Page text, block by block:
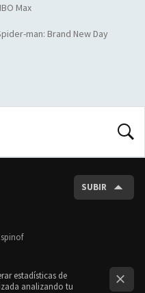
Max
man: Brand New Day
SUBIR
estadísticas de
analizando tu